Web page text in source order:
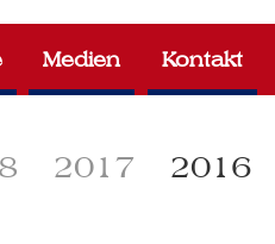
2017
2016
Medien Kontakt